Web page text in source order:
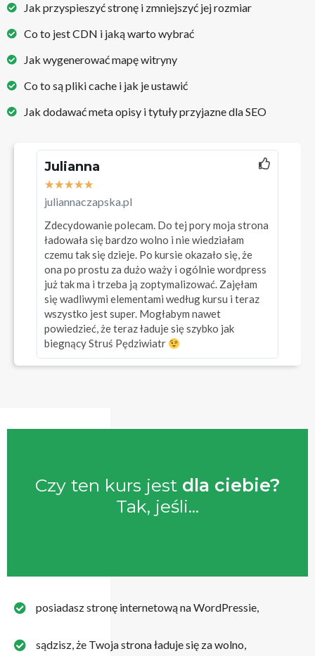
Jak przyspieszyć stronę i zmniejszyć jej rozmiar
Co to jest CDN i jaką warto wybrać
Jak wygenerować mapę witryny
Co to są pliki cache i jak je ustawić
Jak dodawać meta opisy i tytuły przyjazne dla SEO
Julianna
★★★★★
juliannaczapska.pl​
Zdecydowanie polecam. Do tej pory moja strona
ładowała się bardzo wolno i nie wiedziałam
czemu tak się dzieje. Po kursie okazało się, że
ona po prostu za dużo waży i ogólnie wordpress
już tak ma i trzeba ją zoptymalizować. Zajęłam
się wadliwymi elementami według kursu i teraz
wszystko jest super. Mogłabym nawet
powiedzieć, że teraz ładuje się szybko jak
biegnący Struś Pędziwiatr
Czy ten kurs jest dla ciebie?
Tak, jeśli...
posiadasz stronę internetową na WordPressie,
sądzisz, że Twoja strona ładuje się za wolno,